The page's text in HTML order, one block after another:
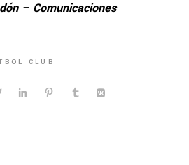
– Comunicaciones
CLUB